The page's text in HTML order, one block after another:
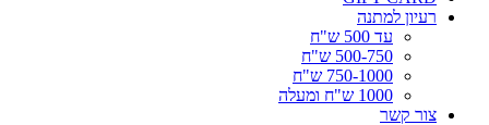
רעיון למתנה
עד 500 ש"ח
500-750 ש"ח
750-1000 ש"ח
1000 ש"ח ומעלה
צור קשר